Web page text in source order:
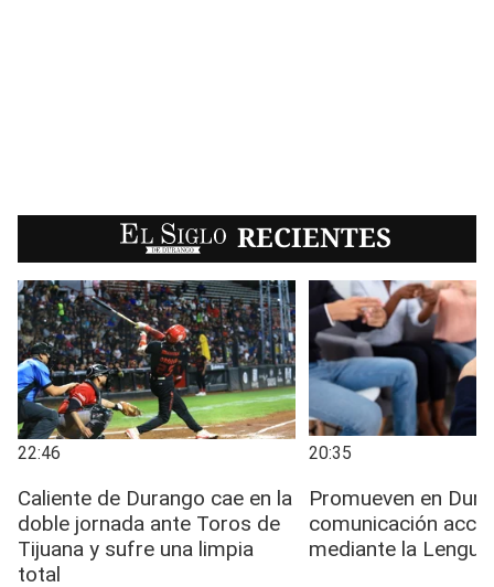
EL SIGLO RECIENTES